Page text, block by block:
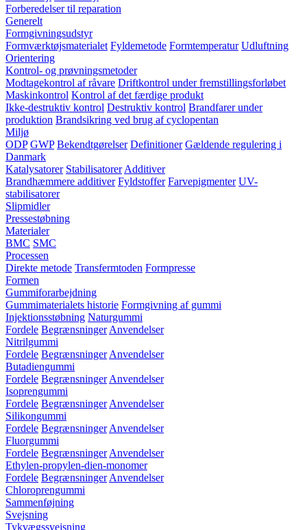
Forberedelser til reparation
Generelt
Formgivningsudstyr
Formværktøjsmaterialet Fyldemetode Formtemperatur Udluftning
Orientering
Kontrol- og prøvningsmetoder
Modtagekontrol af råvare Driftkontrol under fremstillingsforløbet
Maskinkontrol Kontrol af det færdige produkt
Ikke-destruktiv kontrol Destruktiv kontrol Brandfarer under
produktion Brandsikring ved brug af cyclopentan
Miljø
ODP GWP Bekendtgørelser Definitioner Gældende regulering i
Danmark
Katalysatorer Stabilisatorer Additiver
Brandhæmmere additiver Fyldstoffer Farvepigmenter UV-
stabilisatorer
Slipmidler
Pressestøbning
Materialer
BMC SMC
Processen
Direkte metode Transfermtoden Formpresse
Formen
Gummiforarbejdning
Gummimaterialets historie Formgivning af gummi
Injektionsstøbning Naturgummi
Fordele Begrænsninger Anvendelser
Nitrilgummi
Fordele Begrænsninger Anvendelser
Butadiengummi
Fordele Begrænsninger Anvendelser
Isoprengummi
Fordele Begrænsninger Anvendelser
Silikongummi
Fordele Begrænsninger Anvendelser
Fluorgummi
Fordele Begrænsninger Anvendelser
Ethylen-propylen-dien-monomer
Fordele Begrænsninger Anvendelser
Chloroprengummi
Sammenføjning
Svejsning
Tykvægssvejsning